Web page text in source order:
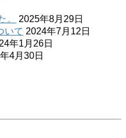
。
2025年8月29日
いて 2024年7月12日
年1月26日
4月30日